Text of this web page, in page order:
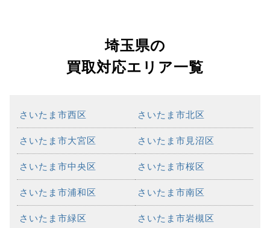
埼玉県の
買取対応エリア一覧
さいたま市西区 さいたま市北区
さいたま市大宮区 さいたま市見沼区
さいたま市中央区 さいたま市桜区
さいたま市浦和区 さいたま市南区
さいたま市緑区 さいたま市岩槻区